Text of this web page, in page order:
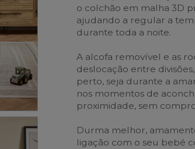
o colchão em malha 3D
ajudando a regular a
durante toda a noite.
A alcofa removível e as
deslocação entre
perto, seja durante a
nos momentos de
proximidade, sem
Durma melhor,
ligação com o seu bebé